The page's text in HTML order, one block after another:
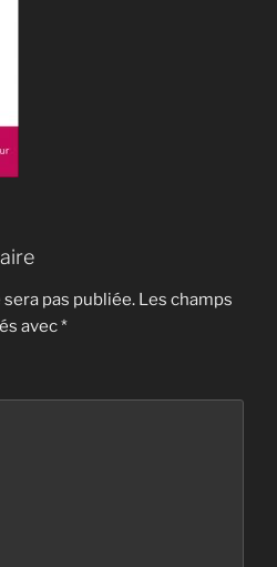
pas publiée. Les champs
avec*